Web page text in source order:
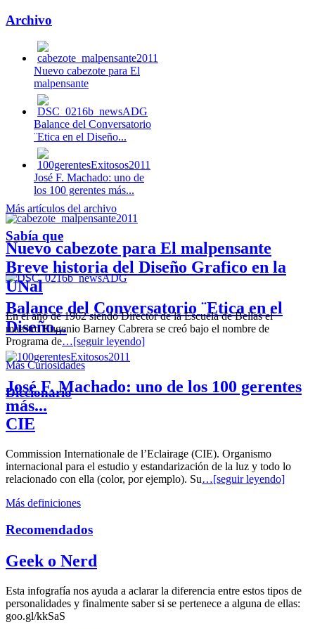
Archivo
Nuevo cabezote para El
malpensante
Balance del Conversatorio
¨Etica en el Diseño...
José F. Machado: uno de
los 100 gerentes más...
Nuevo cabezote para El malpensante
Balance del Conversatorio ¨Etica en el
Diseño...
José F. Machado: uno de los 100 gerentes
más...
Más artículos del archivo
Sabía que
Breve historia del Diseño Grafico en la
UNal
En el año de 1962 siendo Director de la Escuela de Bellas el
maestro Eugenio Barney Cabrera se creó bajo el nombre de
Programa de…[seguir leyendo]
Más Curiosidades
Diccionario
CIE
Commission Internationale de l’Eclairage (CIE). Organismo
internacional para el estudio y estandarización de la luz y todo lo
relacionado con ella (color, por ejemplo). Su…[seguir leyendo]
Más definiciones
Recomendados
Geek o Nerd
Esta infografía nos ayuda a aclarar la diferencia entre estos tipos de
personalidades y finalmente saber si se pertenece a alguna de ellas:
goo.gl/kkSaS